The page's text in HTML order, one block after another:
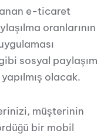
e-ticaret
oranlarının
sosyal paylaşım
olacak.
müşterinin
bir mobil